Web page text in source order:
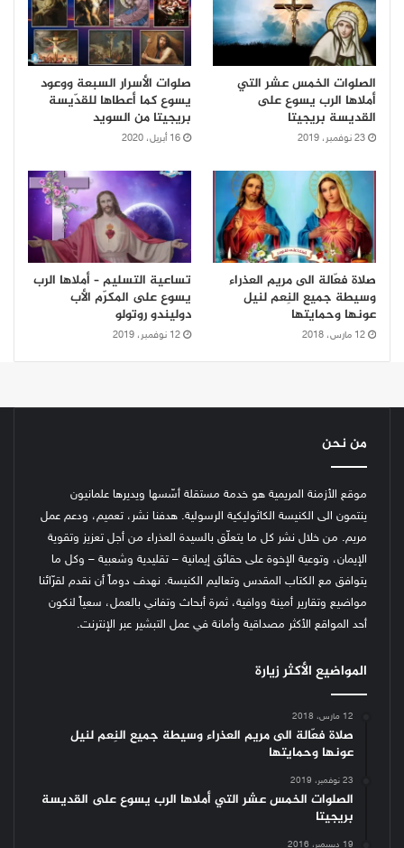
الصلوات الخمس عشر التي
أملاها الرب يسوع على
القديسة بريجيتا
23 نوفمبر، 2019
صلوات الأسرار السبعة ووعود
يسوع كما أعطاها للقدّيسة
بريجيتا من السويد
16 أبريل، 2020
صلاة فعّالة الى مريم العذراء
وسيطة جميع النِعم لنيل
عونها وحمايتها
12 مارس، 2018
تساعية التسليم – أملاها الرب
يسوع على المكرّم الأب
دوليندو روتولو
12 نوفمبر، 2019
من نحن
موقع الأزمنة المريمية هو خدمة مستقلة أسّسها ويديرها علمانيون
ينتمون الى الكنيسة الكاثوليكية الرسولية. هدفنا نشر، تعميم، ودعم عمل
مريم. من خلال نشر كل ما يتعلّق بالسيدة العذراء من أجل تعزيز وتقوية
الإيمان، وتوعية الإخوة على حقائق إيمانية – تقليدية وشعبية – وكل ما
يتوافق مع الكتاب المقدس وتعاليم الكنيسة. نهدف دوماً أن نقدم لقرّائنا
مواضيع وتقارير أمينة ووافية، ثمرة أبحاث وتفاني بالعمل، سعياً لنكون
أحد المواقع الأكثر مصداقية وأمانة في عمل التبشير عبر الإنترنت.
المواضيع الأكثر زيارة
12 مارس، 2018
صلاة فعّالة الى مريم العذراء وسيطة جميع النِعم لنيل
عونها وحمايتها
23 نوفمبر، 2019
الصلوات الخمس عشر التي أملاها الرب يسوع على القديسة
بريجيتا
19 ديسمبر، 2016